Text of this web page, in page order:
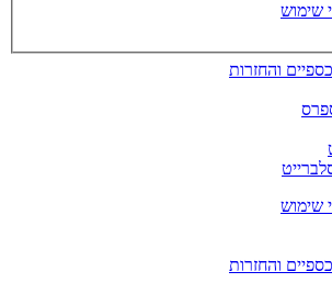
שימוש
והחזרות
שימוש
והחזרות